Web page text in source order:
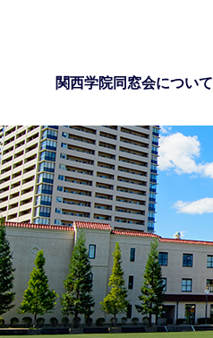
関西学院同窓会について